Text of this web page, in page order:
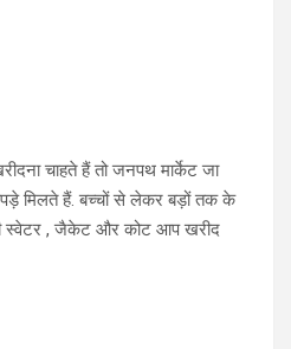
चाहते हैं तो जनपथ मार्केट जा
मिलते हैं. बच्चों से लेकर बड़ों तक के
स्‍वेटर , जैकेट और कोट आप खरीद